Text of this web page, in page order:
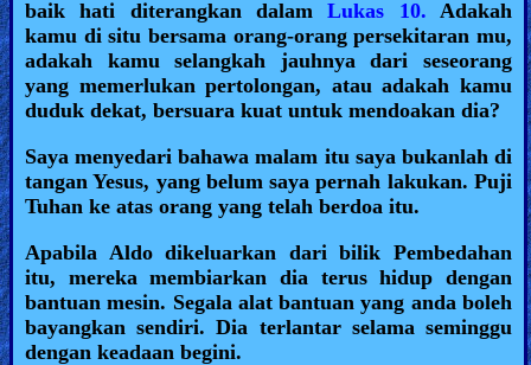
baik hati diterangkan dalamLukas 10. Adakah
kamu di situ bersama orang-orang persekitaran mu,
adakah kamu selangkah jauhnya dari seseorang
yang memerlukan pertolongan, atau adakah kamu
duduk dekat, bersuara kuat untuk mendoakan dia?
Saya menyedari bahawa malam itu saya bukanlah di
tangan Yesus, yang belum saya pernah lakukan. Puji
Tuhan ke atas orang yang telah berdoa itu.
Apabila Aldo dikeluarkan dari bilik Pembedahan
itu, mereka membiarkan dia terus hidup dengan
bantuan mesin. Segala alat bantuan yang anda boleh
bayangkan sendiri. Dia terlantar selama seminggu
dengan keadaan begini.